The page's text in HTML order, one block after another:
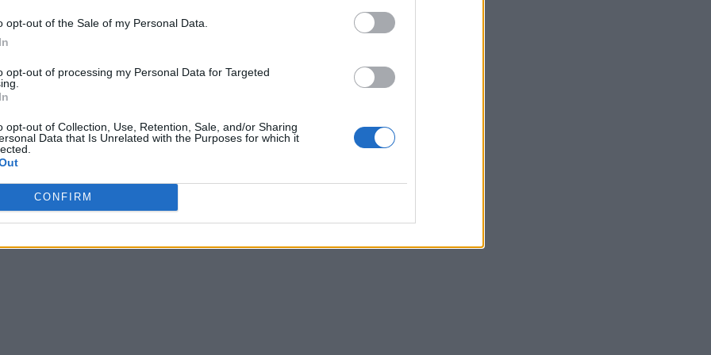
opt-out of the Sale of my Personal Data.
opt-out of processing my Personal Data for Targeted
opt-out of Collection, Use, Retention, Sale, and/or Sharing
Data that Is Unrelated with the Purposes for which it
CONFIRM
«Επίθεση της Ουκρανίας με 91 drones στην οικία του
Νόβγκοροντ» – Διαψεύδει ο Ζελένσκι
της Ρωσίας Σεργκέι Λαβρόφ δήλωσε ότι το Κίεβο εξαπέλυσε χθες το
Ο Λαβρόφ μάλιστα έκανε λόγο για «τρομοκρατική επίθεση» από το «καθεστώς